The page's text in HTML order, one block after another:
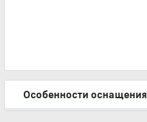
Особенности оснащения